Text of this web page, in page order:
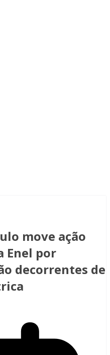
move ação
Enel por
decorrentes de